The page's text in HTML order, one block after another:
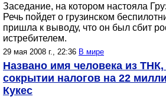
Заседание, на котором настояла
Речь пойдет о грузинском
пришла к выводу, что он был сбит
истребителем.
29 мая 2008 г., 22:36 В мире
Названо имя человека из
сокрытии налогов на 22
Кукес